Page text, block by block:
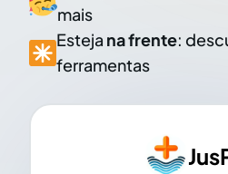
mais
Esteja na frente:
ferramentas